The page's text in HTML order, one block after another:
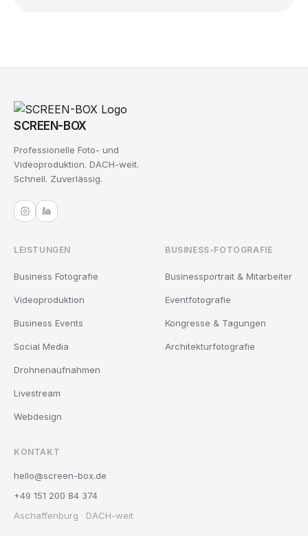
SCREEN-BOX
Professionelle Foto- und
Videoproduktion. DACH-weit.
Schnell. Zuverlässig.
LEISTUNGEN
Business Fotografie
Videoproduktion
Business Events
Social Media
Drohnenaufnahmen
Livestream
Webdesign
BUSINESS-FOTOGRAFIE
Businessportrait & Mitarbeiter
Eventfotografie
Kongresse & Tagungen
Architekturfotografie
KONTAKT
hello@screen-box.de
+49 151 200 84 374
Aschaffenburg · DACH-weit